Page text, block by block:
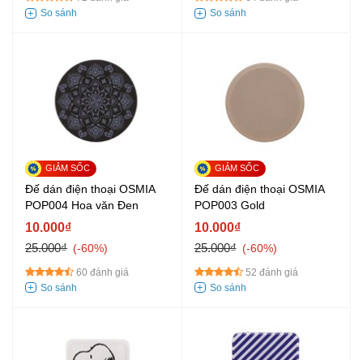
Đế dán điện thoại OSMIA
POP004 Hoa văn Đen
10.000₫
25.000₫
-60%
60 đánh giá
Đế dán điện thoại OSMIA
POP003 Gold
10.000₫
25.000₫
-60%
52 đánh giá